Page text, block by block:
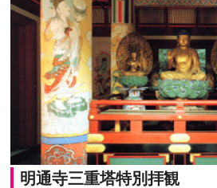
明通寺三重塔特別拝観